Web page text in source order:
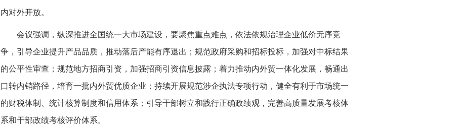
内对外开放。
会议强调，纵深推进全国统一大市场建设，要聚焦重点难点，依法依规治理企业低价无序竞
争，引导企业提升产品品质，推动落后产能有序退出；规范政府采购和招标投标，加强对中标结果
的公平性审查；规范地方招商引资，加强招商引资信息披露；着力推动内外贸一体化发展，畅通出
口转内销路径，培育一批内外贸优质企业；持续开展规范涉企执法专项行动，健全有利于市场统一
的财税体制、统计核算制度和信用体系；引导干部树立和践行正确政绩观，完善高质量发展考核体
系和干部政绩考核评价体系。